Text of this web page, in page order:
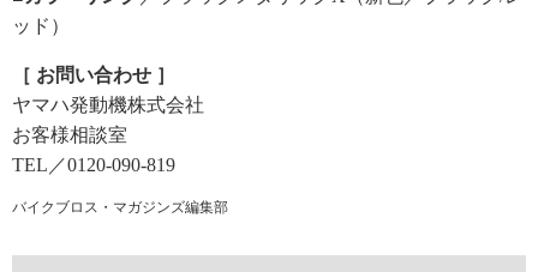
ッド）
［ お問い合わせ ］
ヤマハ発動機株式会社
お客様相談室
TEL／0120-090-819
バイクブロス・マガジンズ編集部